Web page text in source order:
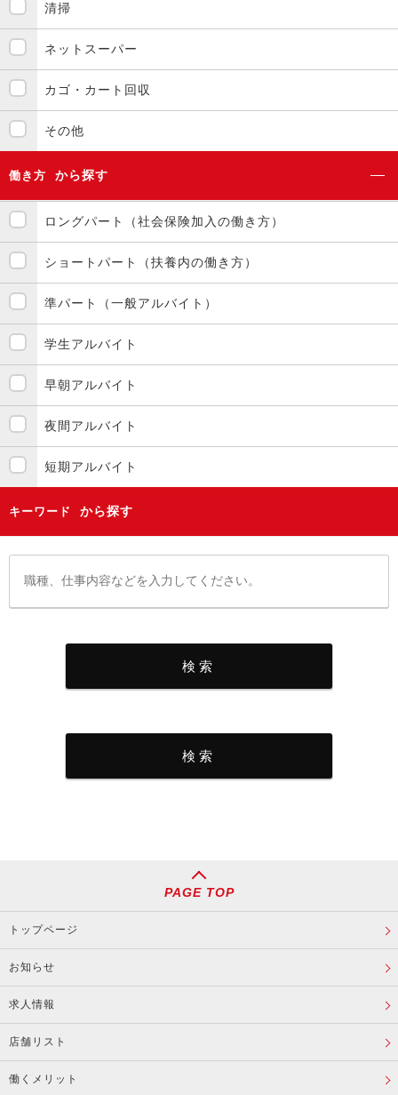
清掃
ネットスーパー
カゴ・カート回収
その他
働き方 から探す
ロングパート（社会保険加入の働き方）
ショートパート（扶養内の働き方）
準パート（一般アルバイト）
学生アルバイト
早朝アルバイト
夜間アルバイト
短期アルバイト
キーワード から探す
PAGE TOP
トップページ
お知らせ
求人情報
店舗リスト
働くメリット